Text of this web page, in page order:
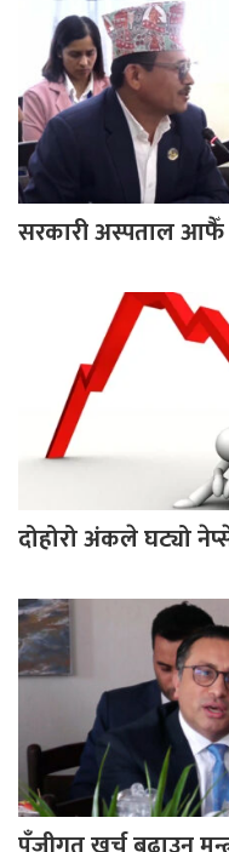
सरकारी अस्पताल आफैँ
दोहोरो अंकले घट्यो